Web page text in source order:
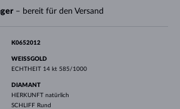
– bereit für den Versand
K0652012
WEISSGOLD
ECHTHEIT 14 kt 585/1000
DIAMANT
HERKUNFT natürlich
SCHLIFF Rund